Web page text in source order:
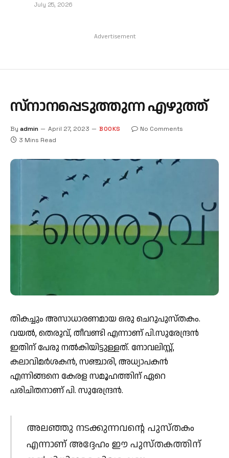
July 25, 2026
Advertisement
സ്‌നാനപ്പെടുത്തുന്ന എഴുത്ത്
By admin April 27, 2023 BOOKS
No Comments
3 Mins Read
തികച്ചും അസാധാരണമായ ഒരു ചെറുപുസ്തകം.
വയല്‍, തെരുവ്, തീവണ്ടി എന്നാണ് പി.സുരേന്ദ്രന്‍
ഇതിന് പേരു നല്‍കിയിട്ടുള്ളത്. നോവലിസ്റ്റ്,
കലാവിമര്‍ശകന്‍, സഞ്ചാരി, അധ്യാപകന്‍
എന്നിങ്ങനെ കേരള സമൂഹത്തിന് ഏറെ
പരിചിതനാണ് പി. സുരേന്ദ്രന്‍.
അലഞ്ഞു നടക്കുന്നവന്റെ പുസ്തകം
എന്നാണ് അദ്ദേഹം ഈ പുസ്തകത്തിന്